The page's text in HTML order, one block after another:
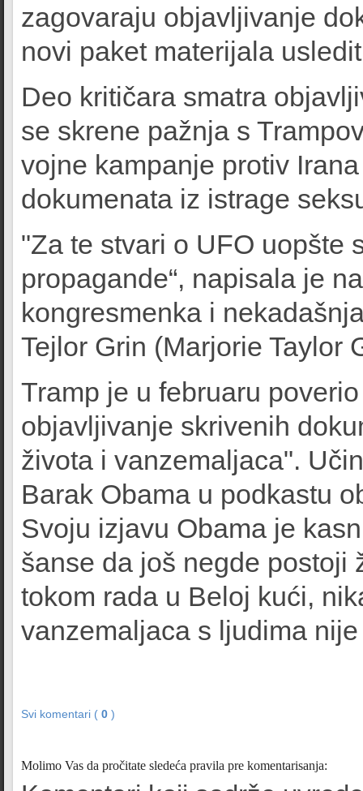
zagovaraju objavljivanje
novi paket materijala
Deo kritičara smatra
se skrene pažnja s
vojne kampanje protiv
dokumenata iz istrage
"Za te stvari o UFO uopšte
propagande“, napisala je
kongresmenka i
Tejlor Grin (Marjorie Taylor
Tramp je u februaru
objavljivanje skrivenih
života i vanzemaljaca".
Barak Obama u podkastu
Svoju izjavu Obama je
šanse da još negde postoji
tokom rada u Beloj kući,
vanzemaljaca s ljudima
Svi komentari ( 0 )
Molimo Vas da pročitate sledeća pravila pre komentarisanja: